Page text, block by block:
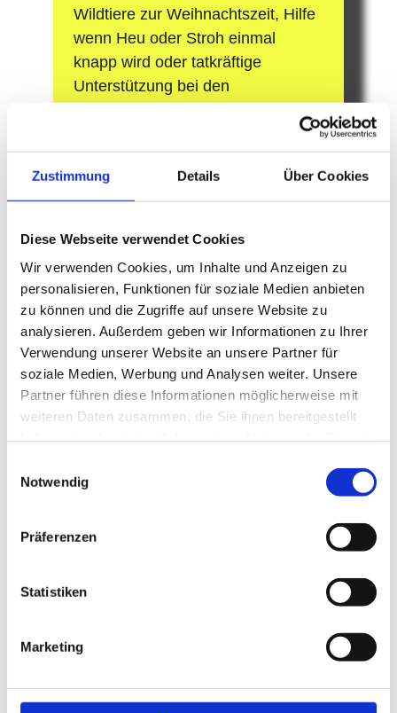
Zustimmung Details Über Cookies
Diese Webseite verwendet Cookies
Wir verwenden Cookies, um Inhalte und Anzeigen zu
personalisieren, Funktionen für soziale Medien anbieten
zu können und die Zugriffe auf unsere Website zu
analysieren. Außerdem geben wir Informationen zu Ihrer
Verwendung unserer Website an unsere Partner für
soziale Medien, Werbung und Analysen weiter. Unsere
Partner führen diese Informationen möglicherweise mit
weiteren Daten zusammen, die Sie ihnen bereitgestellt
Notwendig
Präferenzen
Statistiken
Marketing
Wildtiere zur Weihnachtszeit, Hilfe
wenn Heu oder Stroh einmal
knapp wird oder tatkräftige
Unterstützung bei den
beim Rehkitz-Ablaufen – auf die
Familie Simmermacher ist immer
Verlass.
Diese gegenseitige Hilfe, das
unkomplizierte Miteinander und
wertvoll eine starke Nachbarschaft
auf dem Land ist. Genau solche
Menschen machen unsere Region
besonders.
Vielen Dank für eure
Hilfsbereitschaft, eure
gemeinsamen Einsätze.